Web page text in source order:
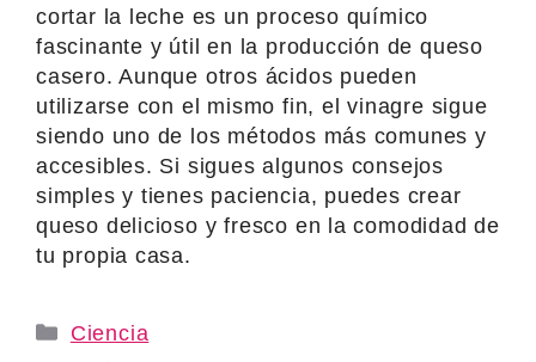
cortar la leche es un proceso químico
fascinante y útil en la producción de queso
casero. Aunque otros ácidos pueden
utilizarse con el mismo fin, el vinagre sigue
siendo uno de los métodos más comunes y
accesibles. Si sigues algunos consejos
simples y tienes paciencia, puedes crear
queso delicioso y fresco en la comodidad de
tu propia casa.
Categories
Ciencia